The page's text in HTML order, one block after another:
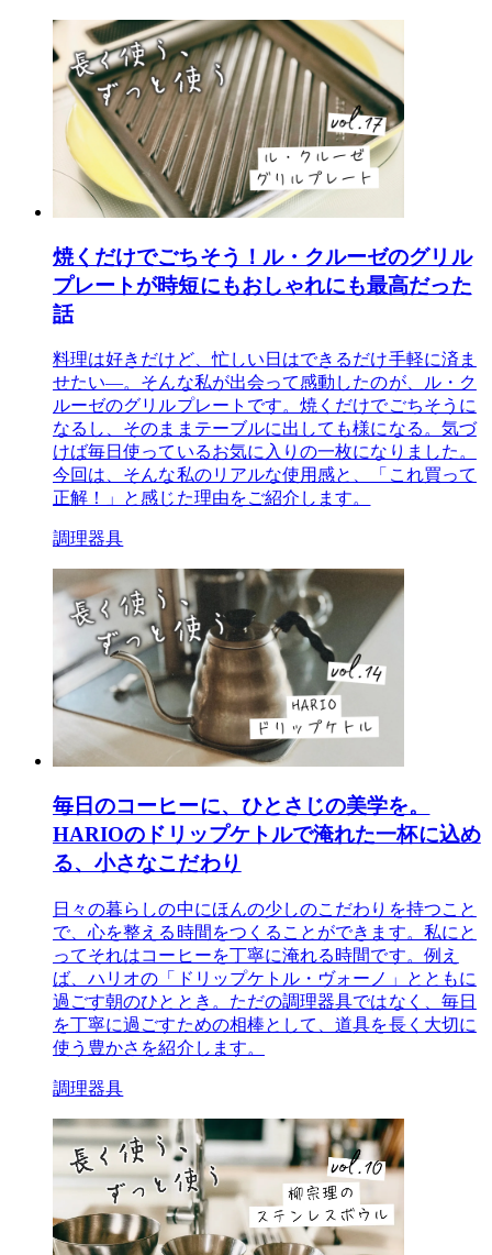
焼くだけでごちそう！ル・クルーゼのグリル
プレートが時短にもおしゃれにも最高だった
話
料理は好きだけど、忙しい日はできるだけ手軽に済ま
せたい―。そんな私が出会って感動したのが、ル・ク
ルーゼのグリルプレートです。焼くだけでごちそうに
なるし、そのままテーブルに出しても様になる。気づ
けば毎日使っているお気に入りの一枚になりました。
今回は、そんな私のリアルな使用感と、「これ買って
正解！」と感じた理由をご紹介します。
調理器具
毎日のコーヒーに、ひとさじの美学を。
HARIOのドリップケトルで淹れた一杯に込め
る、小さなこだわり
日々の暮らしの中にほんの少しのこだわりを持つこと
で、心を整える時間をつくることができます。私にと
ってそれはコーヒーを丁寧に淹れる時間です。例え
ば、ハリオの「ドリップケトル・ヴォーノ」とともに
過ごす朝のひととき。ただの調理器具ではなく、毎日
を丁寧に過ごすための相棒として、道具を長く大切に
使う豊かさを紹介します。
調理器具